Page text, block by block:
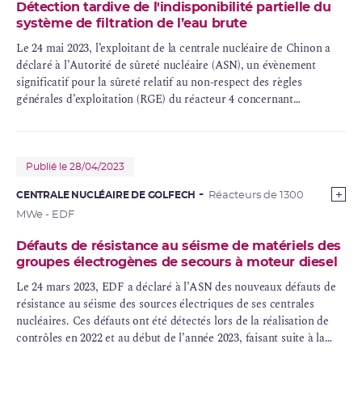
Détection tardive de l'indisponibilité partielle du
système de filtration de l’eau brute
Le 24 mai 2023, l’exploitant de la centrale nucléaire de Chinon a
déclaré à l’Autorité de sûreté nucléaire (ASN), un évènement
significatif pour la sûreté relatif au non-respect des règles
générales d’exploitation (RGE) du réacteur 4 concernant
Publié le 28/04/2023
CENTRALE NUCLÉAIRE DE GOLFECH
Réacteurs de 1300
MWe - EDF
Défauts de résistance au séisme de matériels des
groupes électrogènes de secours à moteur diesel
Le 24 mars 2023, EDF a déclaré à l’ASN des nouveaux défauts de
résistance au séisme des sources électriques de ses centrales
nucléaires. Ces défauts ont été détectés lors de la réalisation de
contrôles en 2022 et au début de l’année 2023, faisant suite à la